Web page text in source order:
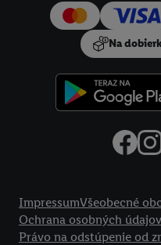
Na
ImpressumVšeobecné
Ochrana osobných údajov
Právo na odstúpenie od
používanie potrebných
vyjadríte súhlas so
Ďalšie informácie vrátane
údajov a Vašom práve
do budúcnosti nájdete v
.Imprint nájdete tu.